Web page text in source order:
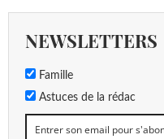
NEWSLETTERS
Famille
Astuces de la rédac